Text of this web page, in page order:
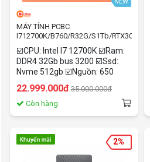
NEW
MÁY TÍNH PCBC
I712700K/B760/R32G/S1Tb/RTX3060
☑️CPU: Intel I7 12700K ☑️Ram:
DDR4 32Gb bus 3200 ☑️Ssd:
Nvme 512gb ☑️Nguồn: 650
80Plus Brone ☑️Card màn hình:
RTX 3060 12GB
22.999.000đ 35.000.000đ
Còn hàng
2%